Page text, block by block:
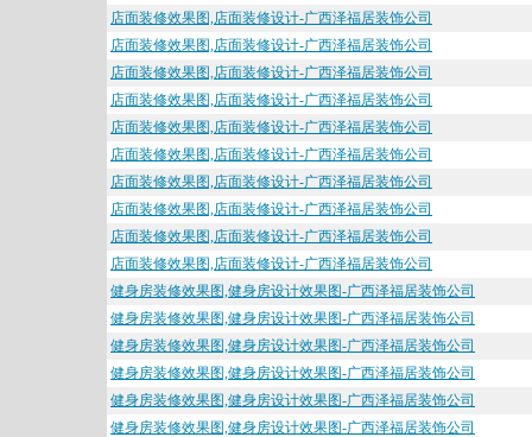
店面装修效果图,店面装修设计-广西泽福居装饰公司
店面装修效果图,店面装修设计-广西泽福居装饰公司
店面装修效果图,店面装修设计-广西泽福居装饰公司
店面装修效果图,店面装修设计-广西泽福居装饰公司
店面装修效果图,店面装修设计-广西泽福居装饰公司
店面装修效果图,店面装修设计-广西泽福居装饰公司
店面装修效果图,店面装修设计-广西泽福居装饰公司
店面装修效果图,店面装修设计-广西泽福居装饰公司
店面装修效果图,店面装修设计-广西泽福居装饰公司
店面装修效果图,店面装修设计-广西泽福居装饰公司
健身房装修效果图,健身房设计效果图-广西泽福居装饰公司
健身房装修效果图,健身房设计效果图-广西泽福居装饰公司
健身房装修效果图,健身房设计效果图-广西泽福居装饰公司
健身房装修效果图,健身房设计效果图-广西泽福居装饰公司
健身房装修效果图,健身房设计效果图-广西泽福居装饰公司
健身房装修效果图,健身房设计效果图-广西泽福居装饰公司